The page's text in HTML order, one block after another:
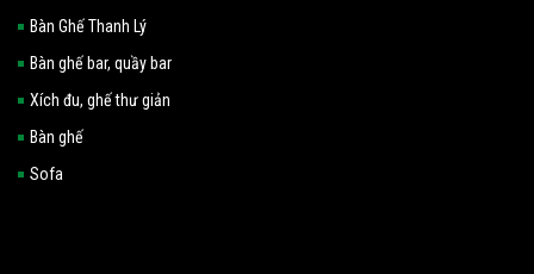
Bàn Ghế Thanh Lý
Bàn ghế bar, quầy bar
Xích đu, ghế thư giản
Bàn ghế
Sofa